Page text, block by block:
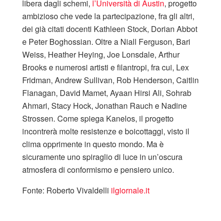
libera dagli schemi, l’Università di Austin, progetto
ambizioso che vede la partecipazione, fra gli altri,
dei già citati docenti Kathleen Stock, Dorian Abbot
e Peter Boghossian. Oltre a Niall Ferguson, Bari
Weiss, Heather Heying, Joe Lonsdale, Arthur
Brooks e numerosi artisti e filantropi, fra cui, Lex
Fridman, Andrew Sullivan, Rob Henderson, Caitlin
Flanagan, David Mamet, Ayaan Hirsi Ali, Sohrab
Ahmari, Stacy Hock, Jonathan Rauch e Nadine
Strossen. Come spiega Kanelos, il progetto
incontrerà molte resistenze e boicottaggi, visto il
clima opprimente in questo mondo. Ma è
sicuramente uno spiraglio di luce in un’oscura
atmosfera di conformismo e pensiero unico.
Fonte: Roberto Vivaldelli ilgiornale.it